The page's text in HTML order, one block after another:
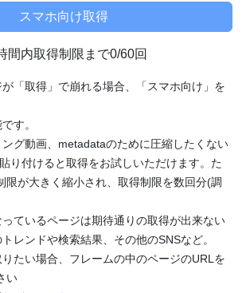
間内取得制限まで0/60回
「取得」で崩れる場合、「スマホ向け」を
す。
グ動画、metadataのために圧縮したくない
り付けると取得をお試しいただけます。た
限が大きく縮小され、取得制限を数回分(調
ているページは期待通りの取得が出来ない
レンドや検索結果、その他のSNSなど。
たい場合、フレームの中のページのURLを
い